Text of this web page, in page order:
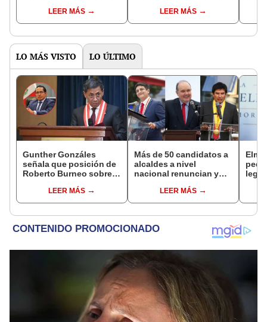
ONPE al 100%
LEER MÁS LEER MÁS
LO MÁS VISTO LO ÚLTIMO
Gunther Gonzáles
señala que posición de
Roberto Burneo sobre
Aliaga no representan al
JNE
LEER MÁS
Más de 50 candidatos a
alcaldes a nivel
nacional renuncian y
encubiertaLEER MÁS